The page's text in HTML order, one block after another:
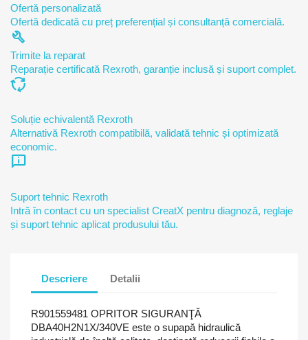
Ofertă personalizată
Ofertă dedicată cu preț preferențial și consultanță comercială.
build
Trimite la reparat
Reparație certificată Rexroth, garanție inclusă și suport complet.
cycle
Soluție echivalentă Rexroth
Alternativă Rexroth compatibilă, validată tehnic și optimizată
economic.
chat_info
Suport tehnic Rexroth
Intră în contact cu un specialist CreatX pentru diagnoză, reglaje
și suport tehnic aplicat produsului tău.
Descriere Detalii
R901559481 OPRITOR SIGURANŢĂ
DBA40H2N1X/340VE este o supapă hidraulică